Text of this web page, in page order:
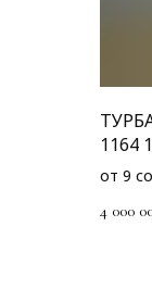
1164
от 9
4 000